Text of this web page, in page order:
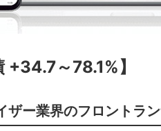
+34.7～78.1%】
ザー業界のフロントラ